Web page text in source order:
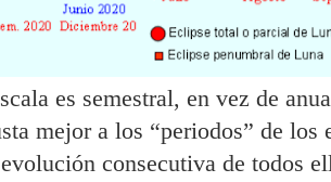
es semestral, en vez de
mejor a los “periodos” de
evolución consecutiva de todos